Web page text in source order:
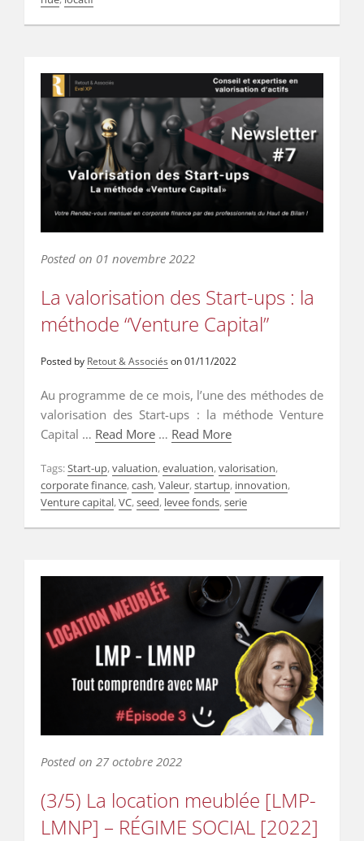
Posted on 01 novembre 2022
La valorisation des Start-ups : la
méthode “Venture Capital”
Posted by Retout & Associés on01/11/2022
Au programme de ce mois, l’une des méthodes de
valorisation des Start-ups : la méthode Venture
Capital … Read More … Read More
Tags:Start-up,valuation,evaluation,valorisation,
corporate finance,cash,Valeur,startup, innovation,
Venture capital,VC,seed, levee fonds,serie
Posted on 27 octobre 2022
(3/5) La location meublée [LMP-
LMNP] – RÉGIME SOCIAL [2022]